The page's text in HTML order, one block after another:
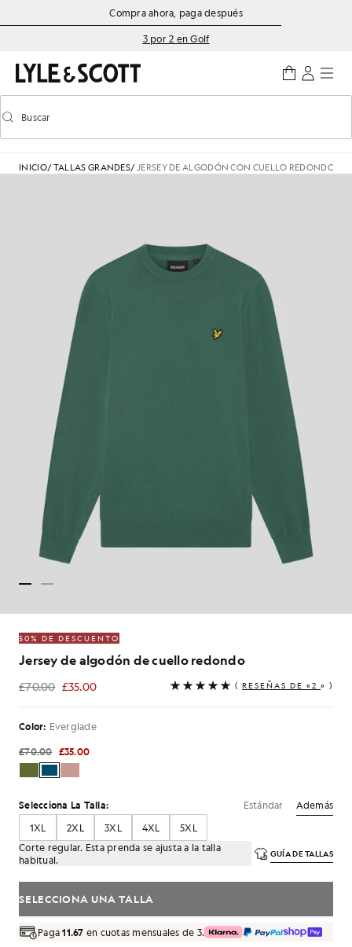
Saltar al contenido principal
Información de accesibilidadCompra ahora, paga después
3 por 2 en Golf
Activar/desactivar la búsqueda predictiva
Buscar
INICIO/TALLAS GRANDES/JERSEY DE ALGODÓN CON CUELLO REDONDO
50% DE DESCUENTO
Jersey de algodón de cuello redondo
£70.00 £35.00
£35.00 ( RESEÑAS DE «2 » )
Color: Everglade
£70.00 £35.00
Selecciona La Talla: Estándar
Además
1XL
2XL 3XL 4XL
5XL
Corte regular. Esta prenda se ajusta a la talla
habitual.
GUÍA DE TALLAS
SELECCIONA UNA TALLA
Paga11.67 en cuotas mensuales de 3.